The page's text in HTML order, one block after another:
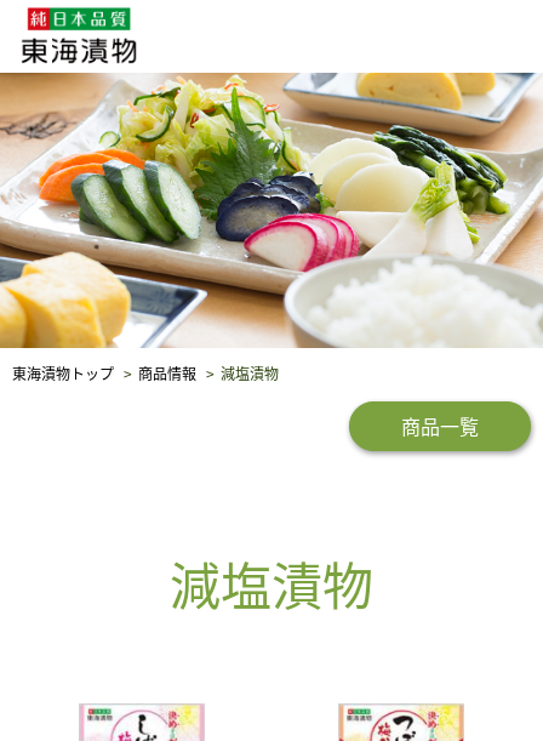
企業・採用情報 社会貢献 品質保証
東海漬物トップ 商品情報 減塩漬物
商品一覧
減塩漬物